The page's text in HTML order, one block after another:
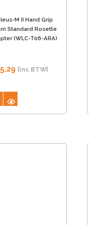
M II Hand Grip
Standard Rosette
(WLC-T06-ARA)
{inc BTW}